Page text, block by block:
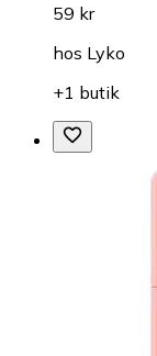
59 kr
hos Lyko
+1 butik